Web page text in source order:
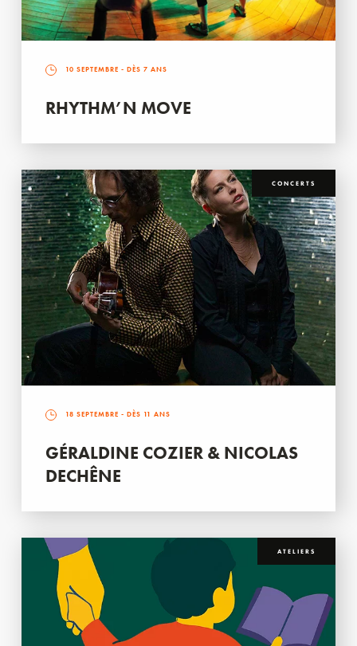
10 SEPTEMBRE - DÈS 7 ANS
RHYTHM’N MOVE
CONCERTS
18 SEPTEMBRE - DÈS 11 ANS
GÉRALDINE COZIER & NICOLAS
DECHÊNE
ATELIERS